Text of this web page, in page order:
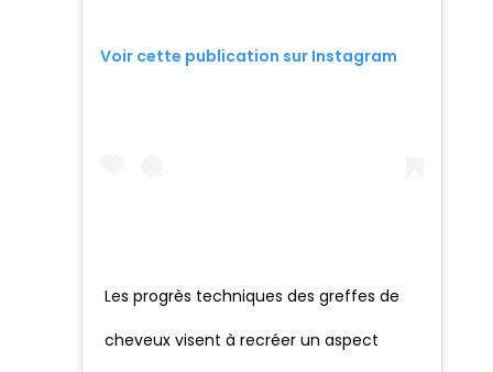
Voir cette publication sur Instagram
Les progrès techniques des greffes de
cheveux visent à recréer un aspect